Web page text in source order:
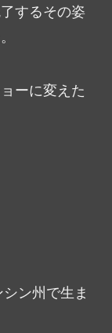
するその姿
ーに変えた
ン州で生ま